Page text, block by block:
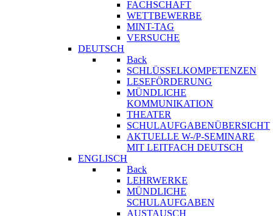
FACHSCHAFT
WETTBEWERBE
MINT-TAG
VERSUCHE
DEUTSCH
Back
SCHLÜSSELKOMPETENZEN
LESEFÖRDERUNG
MÜNDLICHE
KOMMUNIKATION
THEATER
SCHULAUFGABENÜBERSICHT
AKTUELLE W-/P-SEMINARE
MIT LEITFACH DEUTSCH
ENGLISCH
Back
LEHRWERKE
MÜNDLICHE
SCHULAUFGABEN
AUSTAUSCH